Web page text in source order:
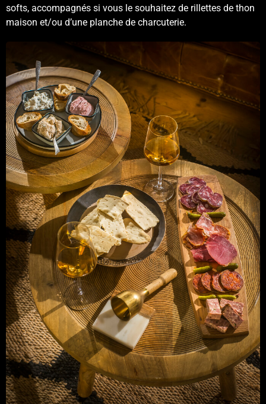
softs, accompagnés si vous le souhaitez de rillettes de thon
maison et/ou d’une planche de charcuterie.